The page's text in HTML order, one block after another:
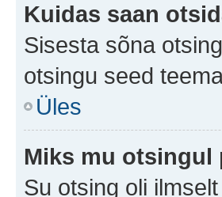
Kuidas saan
Sisesta sõna
otsingu seed
Üles
Miks mu otsingul
Su otsing oli